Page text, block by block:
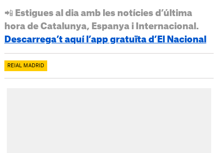
📲 Estigues al dia amb les notícies d’última
hora de Catalunya, Espanya i Internacional.
Descarrega’t aquí l’app gratuïta d’El Nacional
REIAL MADRID